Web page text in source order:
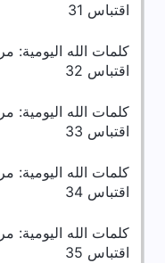
اقتباس 31
كلمات الله اليومية:
اقتباس 32
كلمات الله اليومية:
اقتباس 33
كلمات الله اليومية:
اقتباس 34
كلمات الله اليومية:
اقتباس 35